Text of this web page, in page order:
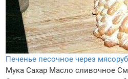
Печенье песочное через
Мука Сахар Масло сливочное